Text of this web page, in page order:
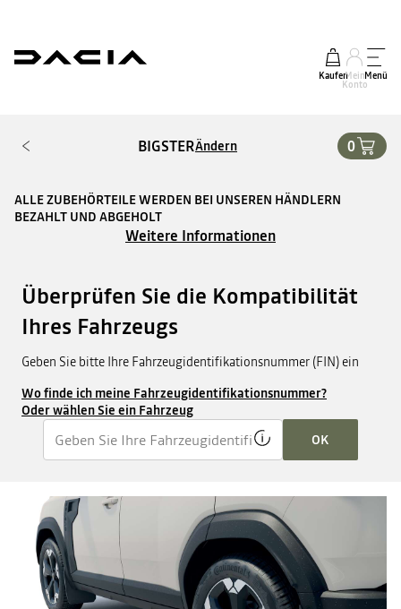
KaufenMein
Konto
Menü
BIGSTERÄndern 0
ALLE ZUBEHÖRTEILE WERDEN BEI UNSEREN HÄNDLERN
BEZAHLT UND ABGEHOLT
Weitere Informationen
Überprüfen Sie die Kompatibilität
Ihres Fahrzeugs
Geben Sie bitte Ihre Fahrzeugidentifikationsnummer (FIN) ein
Wo finde ich meine Fahrzeugidentifikationsnummer?
Oder wählen Sie ein Fahrzeug
OK